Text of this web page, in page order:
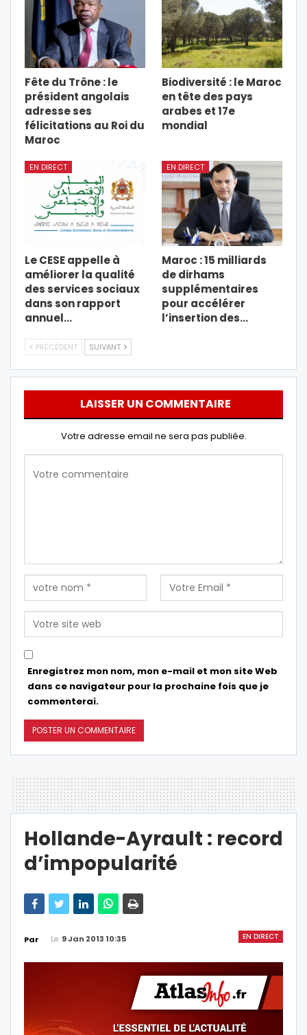
Fête du Trône : le
président angolais
adresse ses
félicitations au Roi du
Maroc
Biodiversité : le Maroc
en tête des pays
arabes et 17e
mondial
EN DIRECT
Le CESE appelle à
améliorer la qualité
des services sociaux
dans son rapport
annuel…
EN DIRECT
Maroc : 15 milliards
de dirhams
supplémentaires
pour accélérer
l’insertion des…
PRÉCÉDENT SUIVANT
LAISSER UN COMMENTAIRE
Votre adresse email ne sera pas publiée.
Enregistrez mon nom, mon e-mail et mon site Web
dans ce navigateur pour la prochaine fois que je
commenterai.
Hollande-Ayrault : record
d’impopularité
EN DIRECT
Par Le 9 Jan 2013 10:35